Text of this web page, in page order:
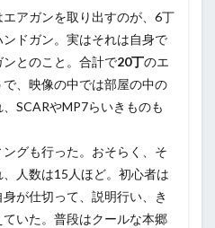
アガンを取り出すのが、6丁
ドガン。実はそれは自身で
とのこと。合計で20丁のエ
、映像の中では部屋の中の
SCARやMP7らいきものも
グも行った。おそらく、そ
人数は15人ほど。初心者は
が仕切って、説明行い、き
いた。普段はクールな本郷